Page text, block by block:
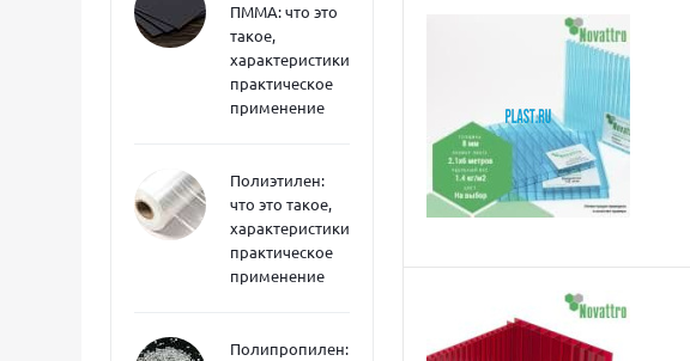
ПММА: что это
такое,
характеристики,
практическое
применение
Полиэтилен:
что это такое,
характеристики,
практическое
применение
Полипропилен: